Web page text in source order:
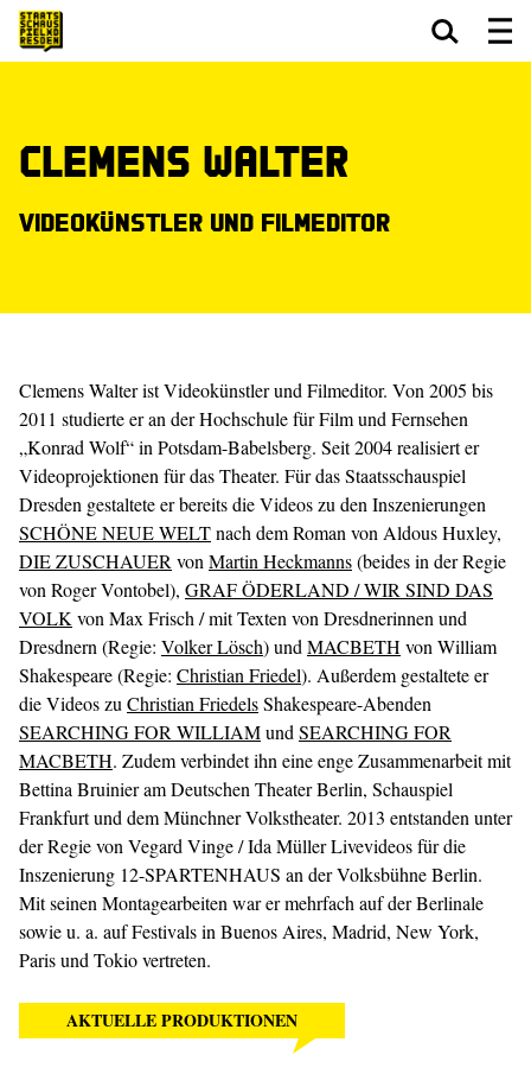
Clemens Walter
Videokünstler und ­Filmeditor
Clemens Walter ist Videokünstler und ­Filmeditor. Von 2005 bis
2011 studierte er an der Hochschule für Film und Fernsehen
„Konrad Wolf“ in Potsdam-Babelsberg. Seit 2004 realisiert er
Videoprojektionen für das Theater. Für das Staatsschauspiel
Dresden gestaltete er bereits die Videos zu den Inszenierungen
SCHÖNE NEUE WELTnach dem Roman von Aldous Huxley,
DIE ZUSCHAUER von Martin Heckmanns(beides in der Regie
von Roger Vontobel), GRAF ÖDERLAND / WIR SIND DAS
VOLK von Max Frisch / mit Texten von Dresdnerinnen und
Dresdnern (Regie: Volker Lösch) und MACBETH von William
Shakespeare (Regie: Christian Friedel). Außerdem gestaltete er
die Videos zu Christian FriedelsShakespeare-Abenden
SEARCHING FOR WILLIAMund SEARCHING FOR
MACBETH. Zudem verbindet ihn eine enge Zusammenarbeit mit
Bettina Bruinier am Deutschen Theater Berlin, Schauspiel
Frankfurt und dem Münchner Volkstheater. 2013 entstanden unter
der Regie von Vegard Vinge / Ida Müller Livevideos für die
Inszenierung 12-SPARTENHAUS an der Volksbühne Berlin.
Mit seinen Montagearbeiten war er mehrfach auf der Berlinale
sowie u. a. auf Festivals in Buenos Aires, Madrid, New York,
Paris und Tokio vertreten.
AKTUELLE PRODUKTIONEN